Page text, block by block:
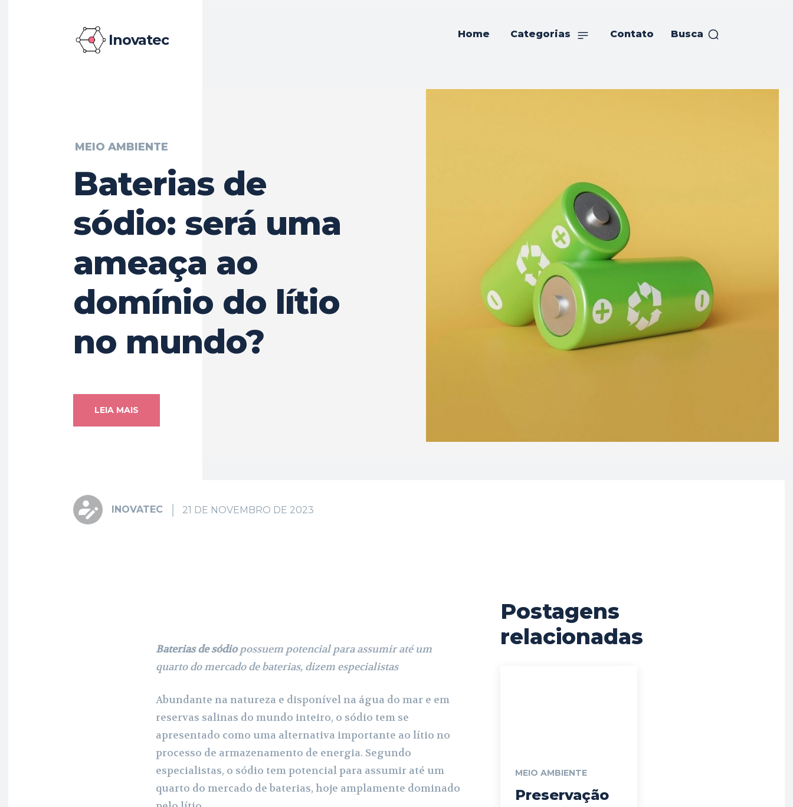
Inovatec Home Categorias Contato Busca
MEIO AMBIENTE
Baterias de
sódio: será uma
ameaça ao
domínio do lítio
no mundo?
LEIA MAIS
INOVATEC 21 DE NOVEMBRO DE 2023
Baterias de sódiopossuem potencial para assumir até um
quarto do mercado de baterias, dizem especialistas
Abundante na natureza e disponível na água do mar e em
reservas salinas do mundo inteiro, o sódio tem se
apresentado como uma alternativa importante ao lítio no
processo de armazenamento de energia. Segundo
especialistas, o sódio tem potencial para assumir até um
quarto do mercado de baterias, hoje amplamente dominado
Postagens
relacionadas
MEIO AMBIENTE
Preservação